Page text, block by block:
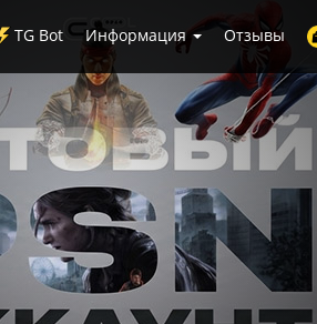
TG Bot Информация Отзывы